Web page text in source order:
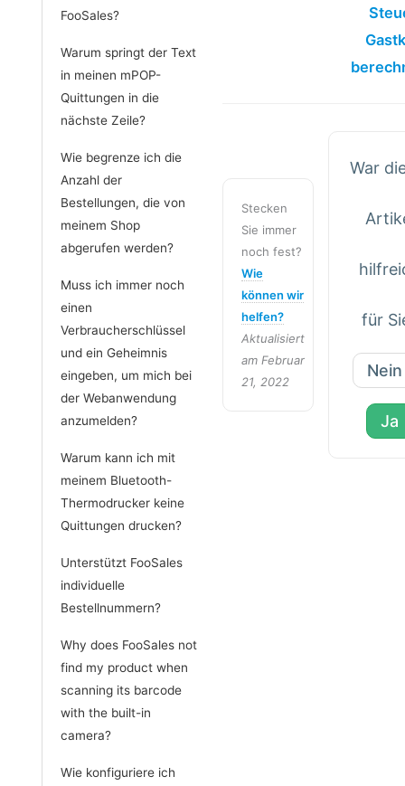
FooSales?
Warum springt der Text
in meinen mPOP-
Quittungen in die
nächste Zeile?
Wie begrenze ich die
Anzahl der
Bestellungen, die von
meinem Shop
abgerufen werden?
Muss ich immer noch
einen
Verbraucherschlüssel
und ein Geheimnis
eingeben, um mich bei
der Webanwendung
anzumelden?
Warum kann ich mit
meinem Bluetooth-
Thermodrucker keine
Quittungen drucken?
Unterstützt FooSales
individuelle
Bestellnummern?
Why does FooSales not
find my product when
scanning its barcode
with the built-in
camera?
Wie konfiguriere ich
Stecken
Sie immer
noch fest?
Wie
können wir
helfen?
Aktualisiert
am Februar
21, 2022
War
für
Nein
Ja